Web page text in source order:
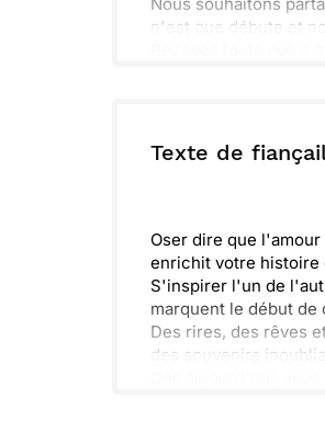
n'est que débute et
Texte de
Oser dire que
enrichit votre histoire
S'inspirer l'un de
marquent le début
Des rires, des rêves
des souvenirs